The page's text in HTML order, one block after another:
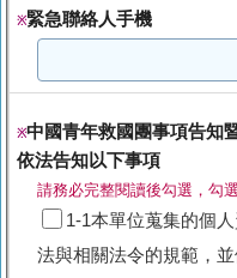
※緊急聯絡人手機
※中國青年救國團事項告知
依法告知以下事項
請務必完整閱讀後勾選，勾
1-1本單位蒐集的個
法與相關法令的規範，